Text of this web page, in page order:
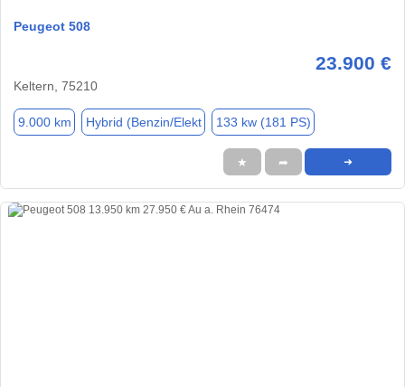
Peugeot 508
23.900 €
Keltern, 75210
9.000 km Hybrid (Benzin/Elekt 133 kw (181 PS)
★ ➦ ➜